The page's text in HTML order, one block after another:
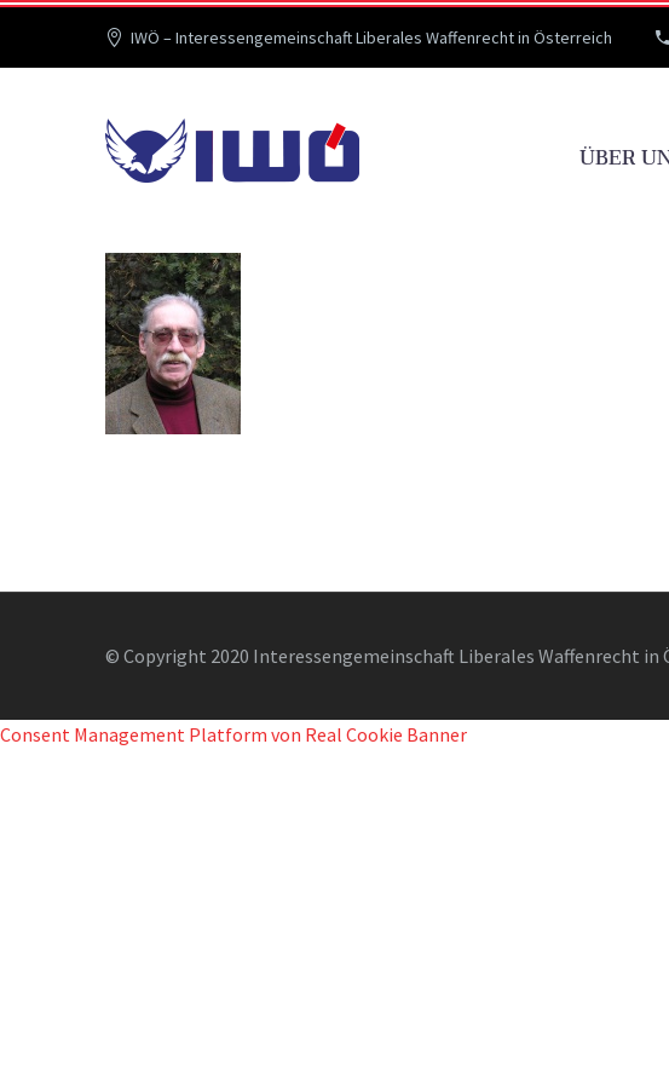
IWÖ – Interessengemeinschaft Liberales Waffenrecht in Österreich
ÜBER
© Copyright 2020 Interessengemeinschaft Liberales Waffenrecht in
Consent Management Platform von Real Cookie Banner